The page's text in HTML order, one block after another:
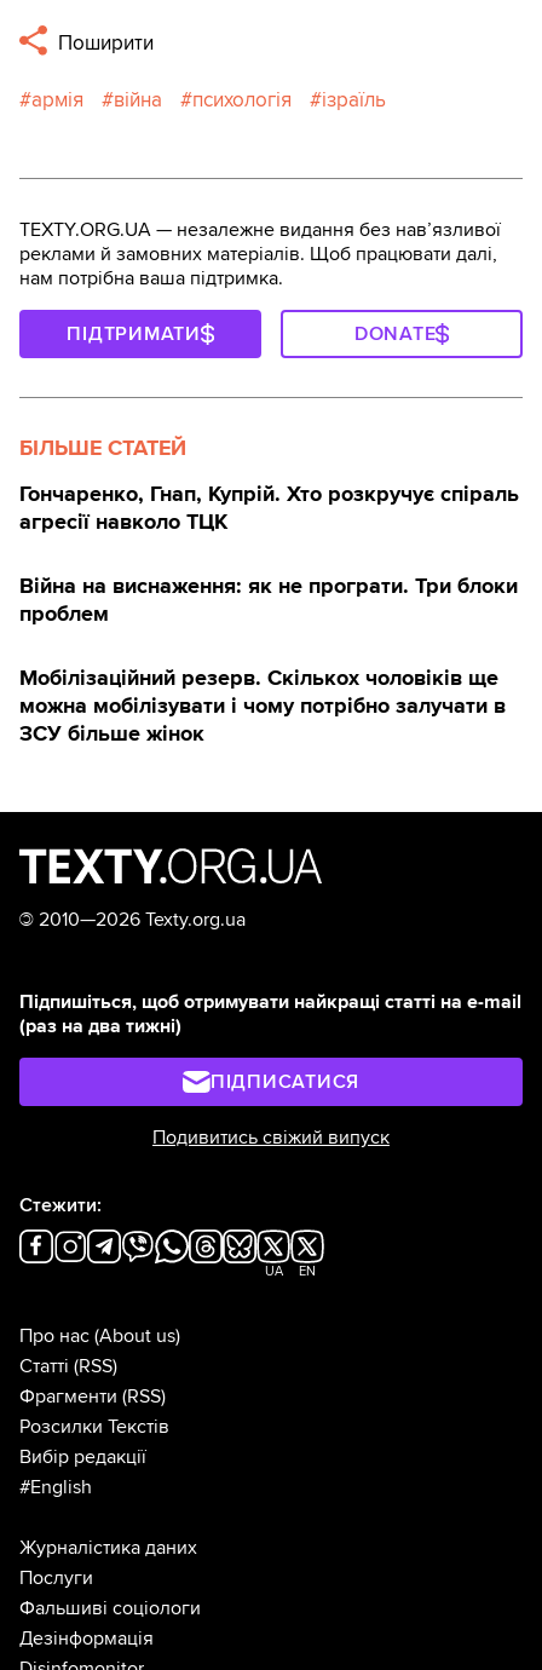
Поширити
армія війна психологія ізраїль
TEXTY.ORG.UA — незалежне видання без навʼязливої
реклами й замовних матеріалів. Щоб працювати далі,
нам потрібна ваша підтримка.
ПІДТРИМАТИ DONATE
БІЛЬШЕ СТАТЕЙ
Гончаренко, Гнап, Купрій. Хто розкручує спіраль
агресії навколо ТЦК
Війна на виснаження: як не програти. Три блоки
проблем
Мобілізаційний резерв. Скількох чоловіків ще
можна мобілізувати і чому потрібно залучати в
ЗСУ більше жінок
© 2010—2026 Texty.org.ua
Підпишіться, щоб отримувати найкращі статті на e-mail
(раз на два тижні)
ПІДПИСАТИСЯ
Подивитись свіжий випуск
Стежити:
UA EN
Про нас (About us)
Статті (RSS)
Фрагменти (RSS)
Розсилки Текстів
Вибір редакції
#English
Журналістика даних
Послуги
Фальшиві соціологи
Дезінформація